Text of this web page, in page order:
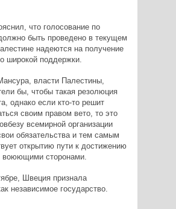
что голосование по
быть проведено в текущем
надеются на получение
широкой поддержки.
власти Палестины,
бы, чтобы такая резолюция
однако если кто-то решит
своим правом вето, то это
всемирной организации
обязательства и тем самым
открытию пути к достижению
сторонами.
Швеция признала
независимое государство.